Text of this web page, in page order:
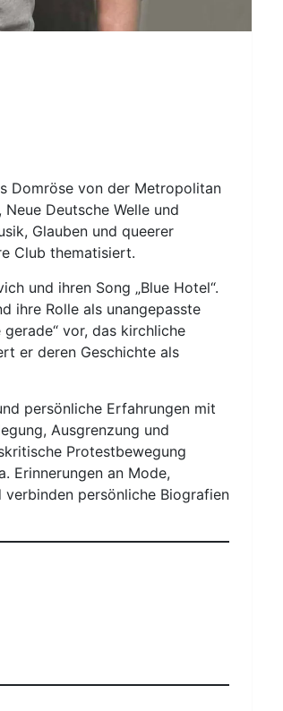
Domröse von der Metropolitan
Deutsche Welle und
Glauben und queerer
Club thematisiert.
und ihren Song „Blue Hotel“.
ihre Rolle als unangepasste
vor, das kirchliche
er deren Geschichte als
persönliche Erfahrungen mit
Ausgrenzung und
Protestbewegung
Erinnerungen an Mode,
verbinden persönliche Biografien